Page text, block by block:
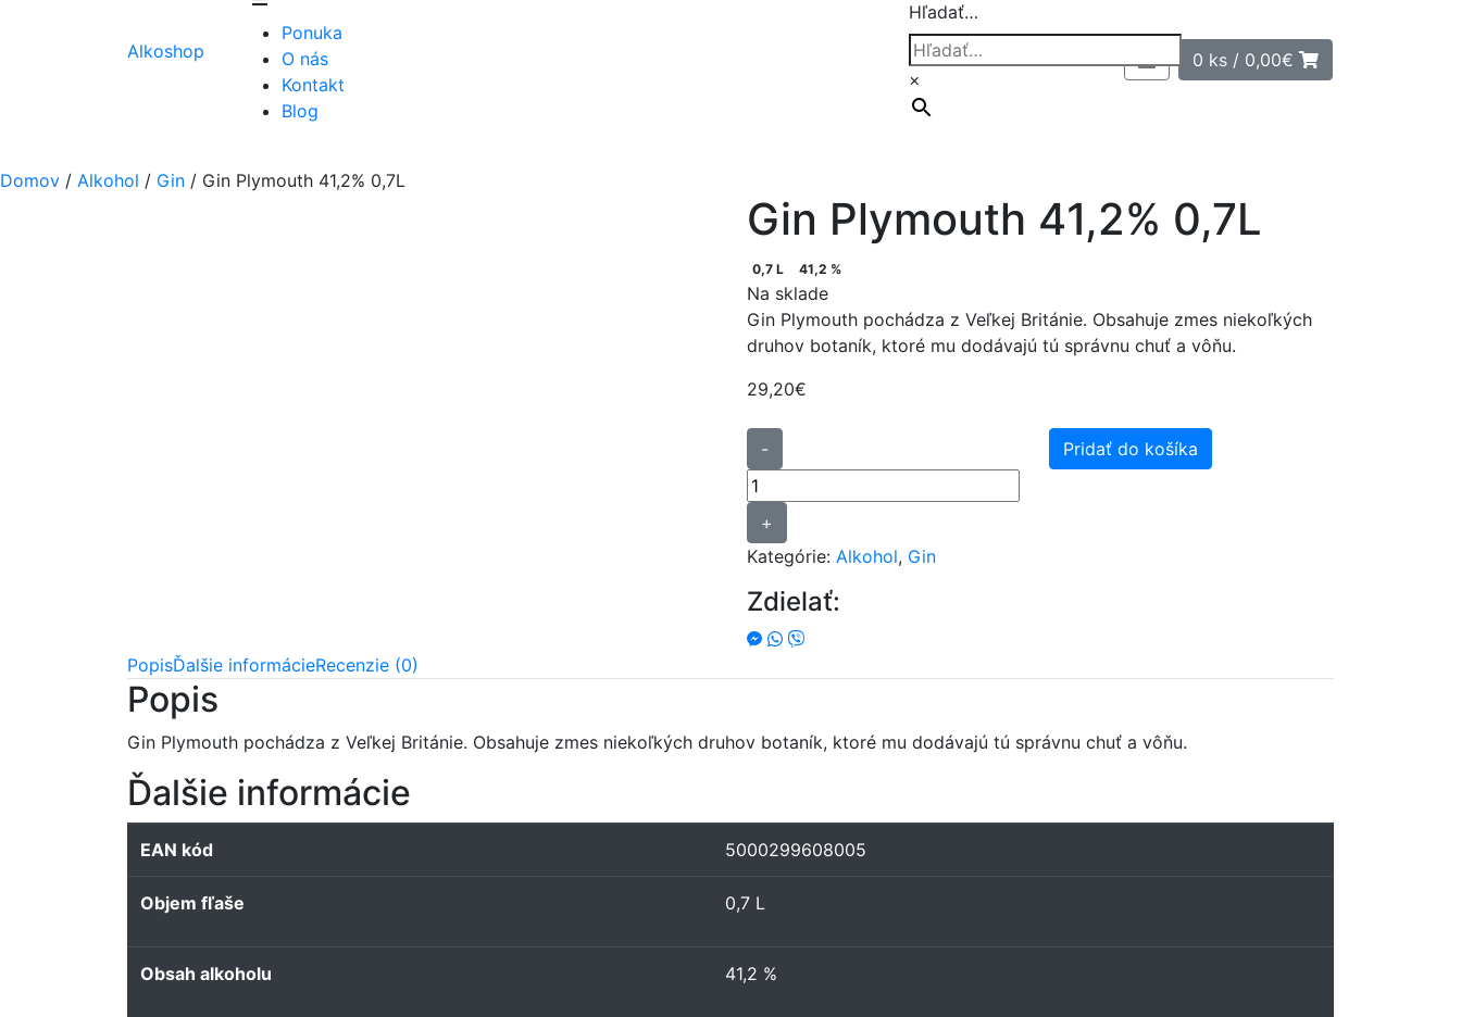
Alkoshop 0 ks / 0,00€
Ponuka
O nás
Kontakt
Blog
Hľadať…
×
Domov / Alkohol / Gin / Gin Plymouth 41,2% 0,7L
Gin Plymouth 41,2% 0,7L
0,7 L 41,2 %
Na sklade
Gin Plymouth pochádza z Veľkej Británie. Obsahuje zmes niekoľkých
druhov botaník, ktoré mu dodávajú tú správnu chuť a vôňu.
29,20€
-
Gin
0,7L
+
Pridať do košíka
Kategórie: Alkohol, Gin
Zdielať:
PopisĎalšie informácieRecenzie (0)
Popis
Gin Plymouth pochádza z Veľkej Británie. Obsahuje zmes niekoľkých druhov botaník, ktoré mu dodávajú tú správnu chuť a vôňu.
Ďalšie informácie
EAN kód 5000299608005
Objem fľaše 0,7 L
Obsah alkoholu 41,2 %